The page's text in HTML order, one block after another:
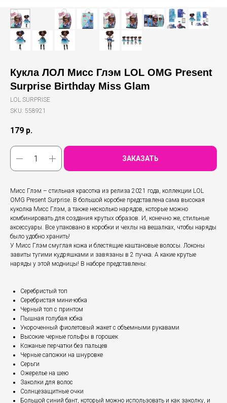
Кукла ЛОЛ Мисс Глэм LOL OMG Present
Surprise Birthday Miss Glam
LOL SURPRISE
SKU: 558921
179 р.
ЗАКАЗАТЬ
Мисс Глэм – стильная красотка из релиза 2021 года, коллекции LOL
OMG Present Surprise. В большой коробке представлена сама высокая
куколка Мисс Глэм, а также несколько нарядов, которые можно
комбинировать для создания крутых образов. И, конечно же, стильные
аксессуары. Все упаковано в коробки и чехлы на вешалках, чтобы наряды
было удобно хранить!
У Мисс Глэм смуглая кожа и блестящие каштановые волосы. Локоны
завиты тугими кудряшками и завязаны в 2 пучка. А какие крутые
наряды у этой модницы! В наборе представлены:
Серебристый топ
Серебристая мини-юбка
Черный топ с принтом
Пышная голубая юбка
Укороченный фиолетовый жакет с объемными рукавами
Высокие черные гольфы в горошек
Кожаные перчатки без пальцев
Черные сапожки на шнуровке
Серьги
Ожерелье на шею
Заколки для волос
Солнцезащитные очки
Большой синий бант, который можно использовать и как заколку, и